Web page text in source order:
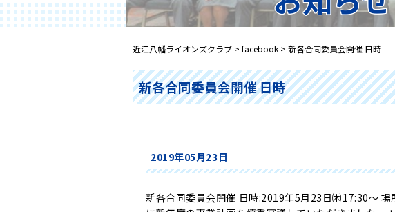
近江八幡ライオンズクラブ > facebook > 新各合同委員会開催 日時
新各合同委員会開催 日時
2019年05月23日
新各合同委員会開催 日時:2019年5月23日㈭17:30〜